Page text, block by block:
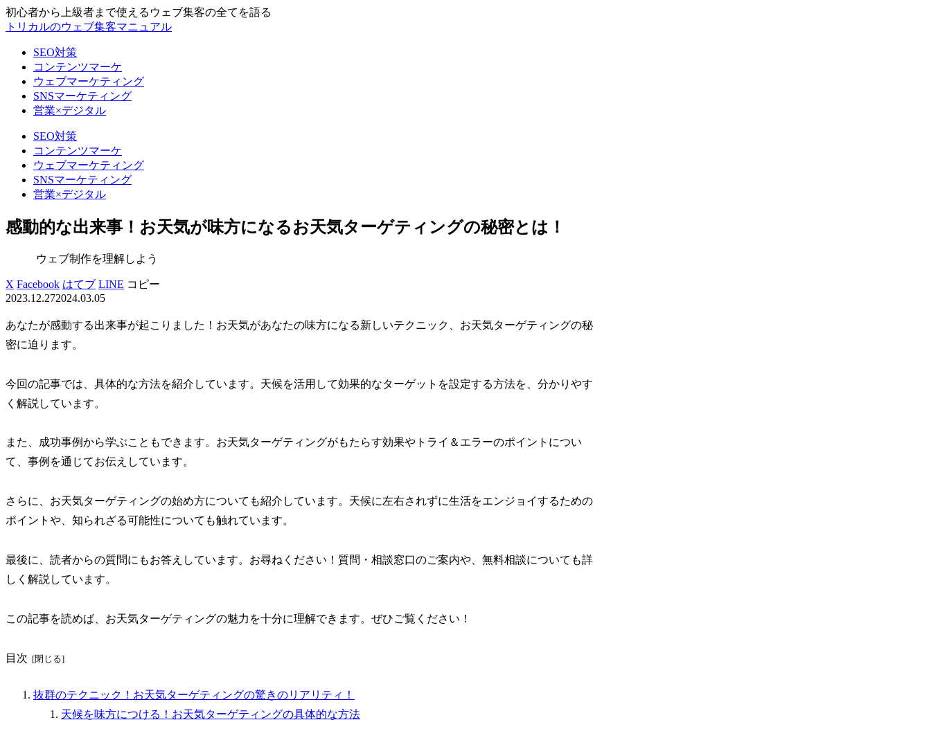
初心者から上級者まで使えるウェブ集客の全てを語る
トリカルのウェブ集客マニュアル
SEO対策
コンテンツマーケ
ウェブマーケティング
SNSマーケティング
営業×デジタル
SEO対策
コンテンツマーケ
ウェブマーケティング
SNSマーケティング
営業×デジタル
感動的な出来事！お天気が味方になるお天気ターゲティングの秘密とは！
ウェブ制作を理解しよう
X Facebook はてブ LINE コピー
2023.12.272024.03.05
あなたが感動する出来事が起こりました！お天気があなたの味方になる新しいテクニック、お天気ターゲティングの秘
密に迫ります。
今回の記事では、具体的な方法を紹介しています。天候を活用して効果的なターゲットを設定する方法を、分かりやす
く解説しています。
また、成功事例から学ぶこともできます。お天気ターゲティングがもたらす効果やトライ＆エラーのポイントについ
て、事例を通じてお伝えしています。
さらに、お天気ターゲティングの始め方についても紹介しています。天候に左右されずに生活をエンジョイするための
ポイントや、知られざる可能性についても触れています。
最後に、読者からの質問にもお答えしています。お尋ねください！質問・相談窓口のご案内や、無料相談についても詳
しく解説しています。
この記事を読めば、お天気ターゲティングの魅力を十分に理解できます。ぜひご覧ください！
目次
抜群のテクニック！お天気ターゲティングの驚きのリアリティ！
天候を味方につける！お天気ターゲティングの具体的な方法